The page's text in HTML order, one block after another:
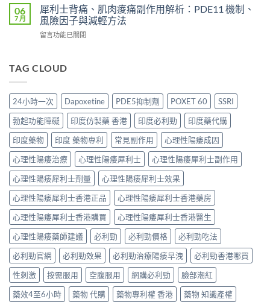
整
解
析：
到
效
消
退
的
全
過
程〉
中
分
享：
「快
到
性
福
的
真
實
歷
程〉
中
西
地
那
非）
時
確
用
法
全
解
析：
藥
效
發
揮、
副
作
用〉
中
P
必
利
吉
時
析：
西
地
那
非
+
達
泊
西
汀
雙
效
機
制、
正
確
用
法〉
中
06
7 月
犀利士背痛、肌肉痠痛副作用解析：PDE11 機制、
風險因子與減輕方法
在
士
肌
痠
痛
副
作
用
解
析：
PDE11
機
制、
風
險
因
子
與
減
輕
方
法〉
留言功能已關閉
TAG CLOUD
24小時一次 Dapoxetine PDE5抑制劑 POXET 60
SSRI
勃起功能障礙
印度仿製藥 香港 印度必利勁
印度藥代購
印度藥物
印度 藥物專利 常見副作用
心理性陽痿成因
心理性陽痿治療
心理性陽痿犀利士
心理性陽痿犀利士副作用
心理性陽痿犀利士劑量
心理性陽痿犀利士效果
心理性陽痿犀利士香港正品
心理性陽痿犀利士香港藥房
心理性陽痿犀利士香港購買
心理性陽痿犀利士香港醫生
心理性陽痿藥師建議
必利勁 必利勁價格
必利勁吃法
必利勁官網
必利勁效果 必利勁治療陽痿早洩
必利勁香港哪買
性刺激
按需服用 空腹服用 網購必利勁
臉部潮紅
藥效4至6小時
藥物 代購 藥物專利權 香港
藥物 知識產權